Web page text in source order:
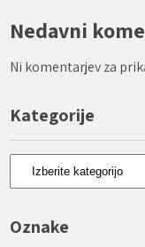
Nedavni
Ni komentarjev za
Kategorije
Kategorije
Oznake